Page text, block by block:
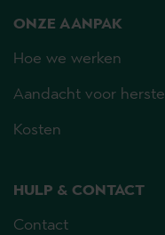
ONZE AANPAK
Hoe we werken
Aandacht voor herstel
Kosten
HULP & CONTACT
Contact